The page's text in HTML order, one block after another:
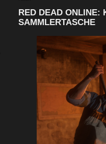
RED DEAD ONLINE:
SAMMLERTASCHE